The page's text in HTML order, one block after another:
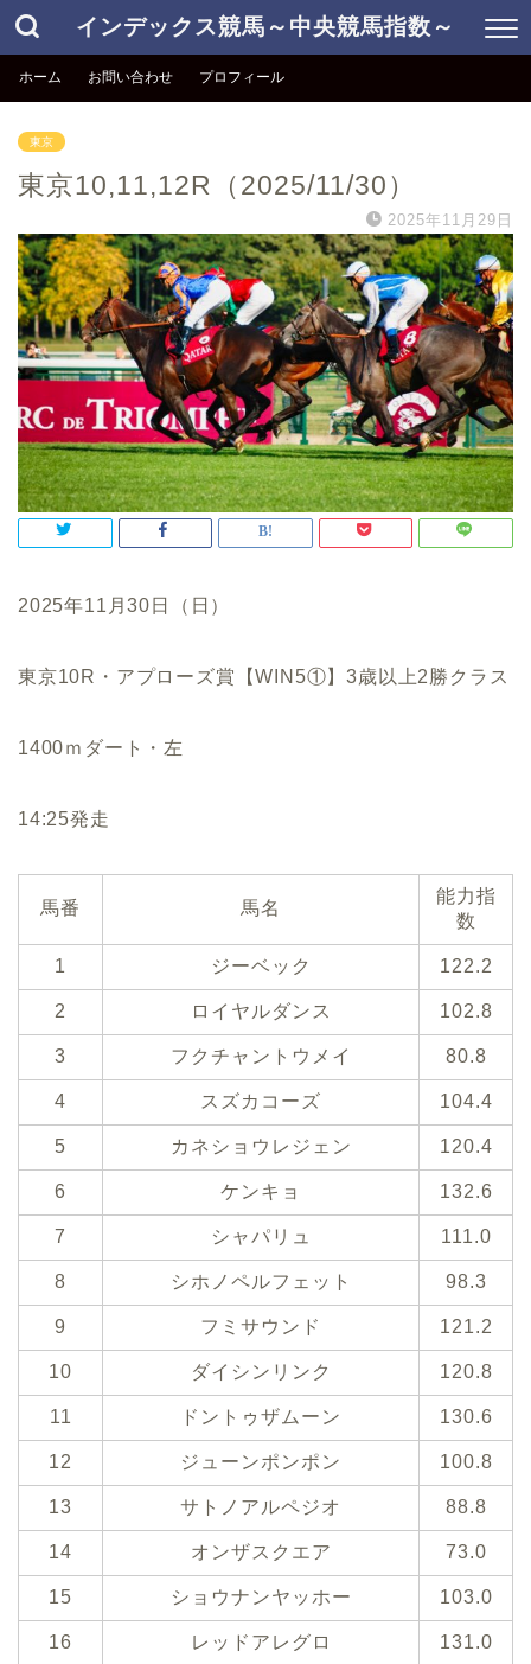
インデックス競馬～中央競馬指数～
ホーム お問い合わせ プロフィール
東京
東京10,11,12R（2025/11/30）
2025年11月29日
2025年11月30日（日）
東京10R・アプローズ賞【WIN5①】3歳以上2勝クラス
1400ｍダート・左
14:25発走
馬番 馬名
能力指
数
1 ジーベック 122.2
2 ロイヤルダンス 102.8
3 フクチャントウメイ 80.8
4 スズカコーズ 104.4
5 カネショウレジェン 120.4
6 ケンキョ 132.6
7 シャパリュ 111.0
8 シホノペルフェット 98.3
9 フミサウンド 121.2
10 ダイシンリンク 120.8
11 ドントゥザムーン 130.6
12 ジューンポンポン 100.8
13 サトノアルペジオ 88.8
14 オンザスクエア 73.0
15 ショウナンヤッホー 103.0
16 レッドアレグロ 131.0